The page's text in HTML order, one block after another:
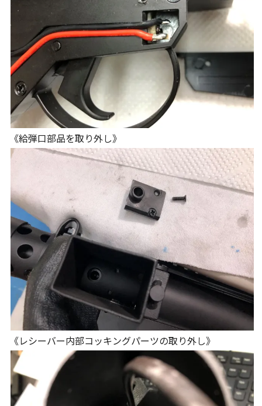
《給弾口部品を取り外し》
《レシーバー内部コッキングパーツの取り外し》